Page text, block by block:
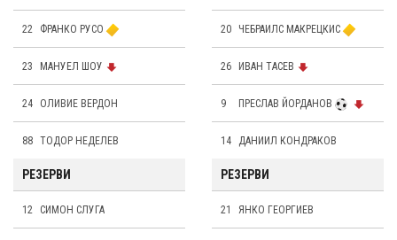
22 ФРАНКО РУСО
23 МАНУЕЛ ШОУ
24 OЛИВИЕ ВЕРДОН
88 ТОДОР НЕДЕЛЕВ
РЕЗЕРВИ
12 СИМОН СЛУГА
20 ЧЕБРАИЛС МАКРЕЦКИС
26 ИВАН ТАСЕВ
9 ПРЕСЛАВ ЙОРДАНОВ
14 ДАНИИЛ КОНДРАКОВ
РЕЗЕРВИ
21 ЯНКО ГЕОРГИЕВ